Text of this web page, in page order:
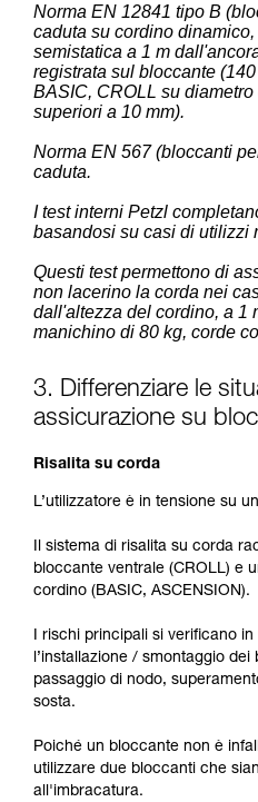
Norma EN 12841 tipo B
caduta su cordino
semistatica a 1 m
registrata sul bloccante
BASIC, CROLL su
superiori a 10 mm).
Norma EN 567 (bloccanti
caduta.
I test interni Petzl
basandosi su casi di utilizzi
Questi test permettono di
non lacerino la corda nei
dall'altezza del cordino, a 1
manichino di 80 kg, corde
3. Differenziare le
assicurazione su
Risalita su corda
L’utilizzatore è in tensione su
Il sistema di risalita su corda
bloccante ventrale (CROLL) e
cordino (BASIC, ASCENSION).
I rischi principali si verificano
l’installazione / smontaggio
passaggio di nodo,
sosta.
Poiché un bloccante non è
utilizzare due bloccanti che
all'imbracatura.